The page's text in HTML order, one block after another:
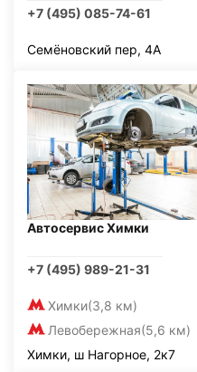
+7 (495) 085-74-61
Семёновский пер, 4А
Автосервис Химки
+7 (495) 989-21-31
Химки(3,8 км)
Левобережная(5,6 км)
Химки, ш Нагорное, 2к7